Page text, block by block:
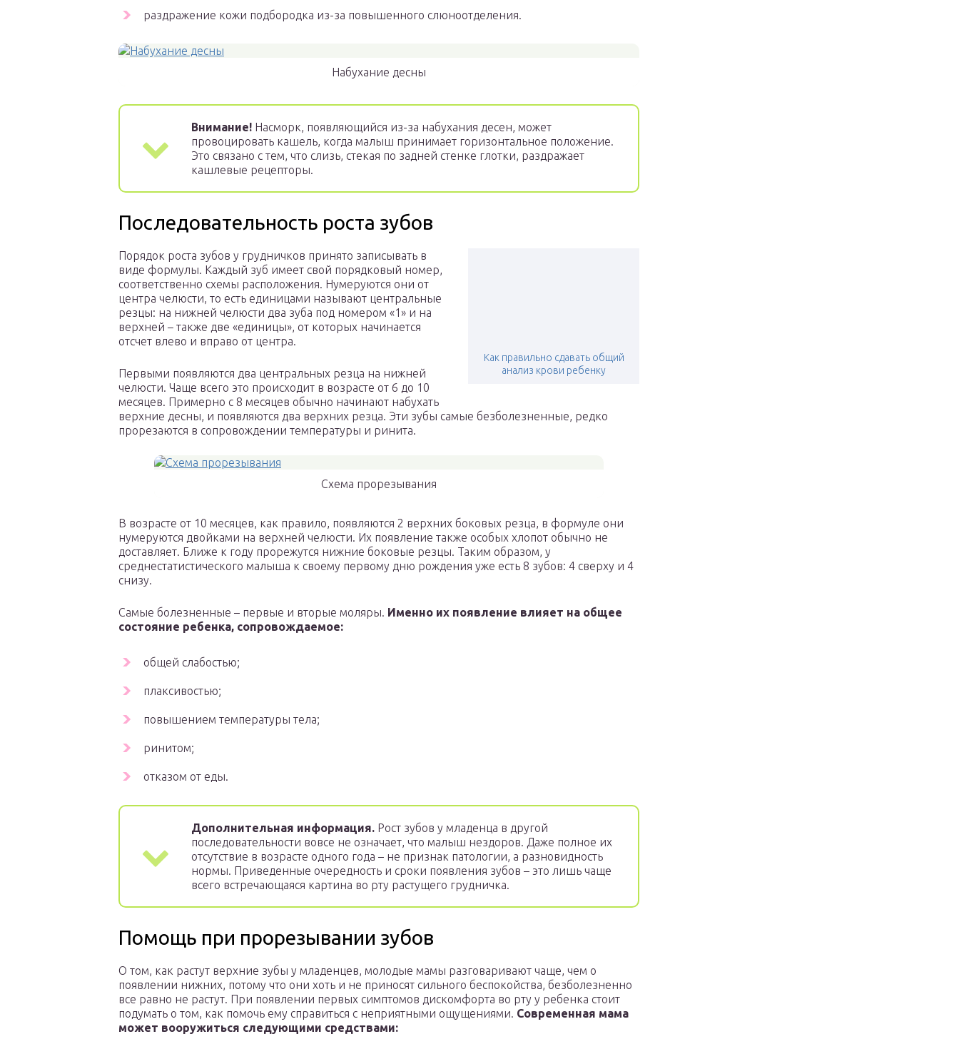
раздражение кожи подбородка из-за повышенного слюноотделения.
Набухание десны
Внимание! Насморк, появляющийся из-за набухания десен, может
провоцировать кашель, когда малыш принимает горизонтальное положение.
Это связано с тем, что слизь, стекая по задней стенке глотки, раздражает
кашлевые рецепторы.
Последовательность роста зубов
Как правильно сдавать общий
анализ крови ребенку
Порядок роста зубов у грудничков принято записывать в
виде формулы. Каждый зуб имеет свой порядковый номер,
соответственно схемы расположения. Нумеруются они от
центра челюсти, то есть единицами называют центральные
резцы: на нижней челюсти два зуба под номером «1» и на
верхней – также две «единицы», от которых начинается
отсчет влево и вправо от центра.
Первыми появляются два центральных резца на нижней
челюсти. Чаще всего это происходит в возрасте от 6 до 10
месяцев. Примерно с 8 месяцев обычно начинают набухать
верхние десны, и появляются два верхних резца. Эти зубы самые безболезненные, редко
прорезаются в сопровождении температуры и ринита.
Схема прорезывания
В возрасте от 10 месяцев, как правило, появляются 2 верхних боковых резца, в формуле они
нумеруются двойками на верхней челюсти. Их появление также особых хлопот обычно не
доставляет. Ближе к году прорежутся нижние боковые резцы. Таким образом, у
среднестатистического малыша к своему первому дню рождения уже есть 8 зубов: 4 сверху и 4
снизу.
Самые болезненные – первые и вторые моляры. Именно их появление влияет на общее
состояние ребенка, сопровождаемое:
общей слабостью;
плаксивостью;
повышением температуры тела;
ринитом;
отказом от еды.
Дополнительная информация. Рост зубов у младенца в другой
последовательности вовсе не означает, что малыш нездоров. Даже полное их
отсутствие в возрасте одного года – не признак патологии, а разновидность
нормы. Приведенные очередность и сроки появления зубов – это лишь чаще
всего встречающаяся картина во рту растущего грудничка.
Помощь при прорезывании зубов
О том, как растут верхние зубы у младенцев, молодые мамы разговаривают чаще, чем о
появлении нижних, потому что они хоть и не приносят сильного беспокойства, безболезненно
все равно не растут. При появлении первых симптомов дискомфорта во рту у ребенка стоит
подумать о том, как помочь ему справиться с неприятными ощущениями. Современная мама
может вооружиться следующими средствами: